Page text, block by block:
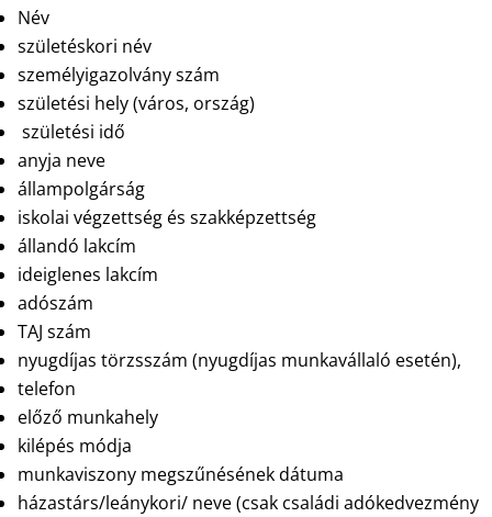
Név
születéskori név
személyigazolvány szám
születési hely (város, ország)
születési idő
anyja neve
állampolgárság
iskolai végzettség és szakképzettség
állandó lakcím
ideiglenes lakcím
adószám
TAJ szám
nyugdíjas törzsszám (nyugdíjas munkavállaló esetén),
telefon
előző munkahely
kilépés módja
munkaviszony megszűnésének dátuma
házastárs/leánykori/ neve (csak családi adókedvezmény